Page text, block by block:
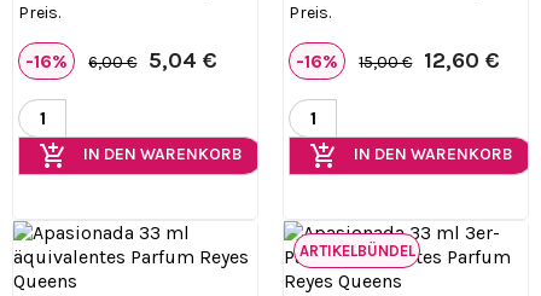
Preis.
-16% 6,00 € 5,04 €
add_shopping_cart IN DEN WARENKORB
Preis.
-16% 15,00 € 12,60 €
add_shopping_cart IN DEN WARENKORB
ARTIKELBÜNDEL